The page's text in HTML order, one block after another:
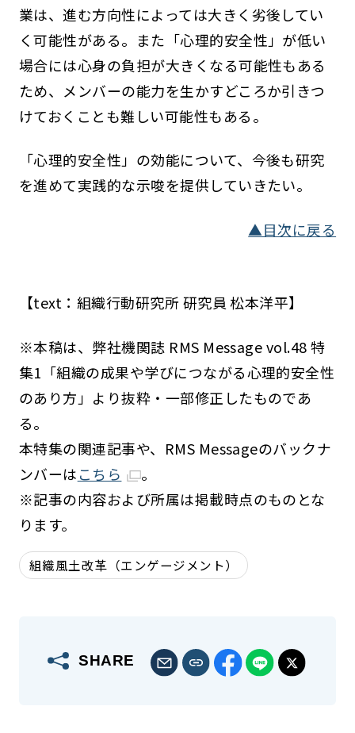
業は、進む方向性によっては大きく劣後してい
く可能性がある。また「心理的安全性」が低い
場合には心身の負担が大きくなる可能性もある
ため、メンバーの能力を生かすどころか引きつ
けておくことも難しい可能性もある。
「心理的安全性」の効能について、今後も研究
を進めて実践的な示唆を提供していきたい。
▲目次に戻る
【text：組織行動研究所 研究員 松本洋平】
※本稿は、弊社機関誌 RMS Message vol.48 特
集1「組織の成果や学びにつながる心理的安全性
のあり方」より抜粋・一部修正したものであ
る。
本特集の関連記事や、RMS Messageのバックナ
ンバーはこちら
。
※記事の内容および所属は掲載時点のものとな
ります。
組織風土改革（エンゲージメント）
SHARE